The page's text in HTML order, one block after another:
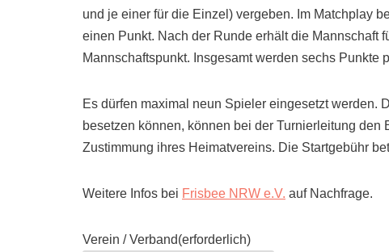
und je einer für die Einzel) vergeben. Im Matchplay
einen Punkt. Nach der Runde erhält die Mannschaft
Mannschaftspunkt. Insgesamt werden sechs Punkte
Es dürfen maximal neun Spieler eingesetzt werden.
besetzen können, können bei der Turnierleitung
Zustimmung ihres Heimatvereins. Die Startgebühr
Weitere Infos bei Frisbee NRW e.V. auf Nachfrage.
Verein / Verband(erforderlich)